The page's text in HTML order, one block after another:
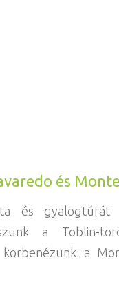
és
és gyalogtúrát
a Toblin-
a